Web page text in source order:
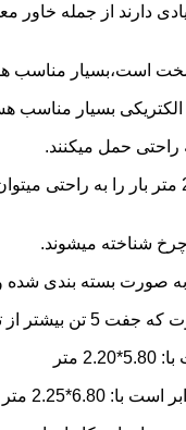
دارند از جمله
است،بسیار مناسب
بسیار مناسب
صورت بسته بندی شده و
حمل میکند.